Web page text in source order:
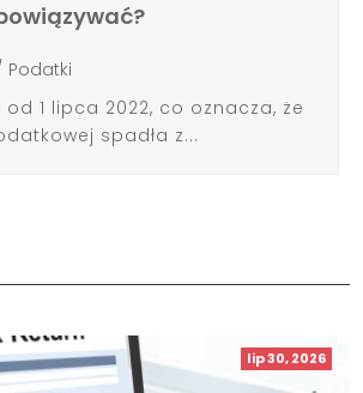
Podatki
od 1 lipca 2022, co oznacza, że
spadła z...
lip 30, 2026